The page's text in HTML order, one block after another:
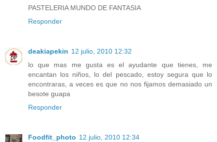
PASTELERIA MUNDO DE FANTASIA
Responder
deakiapekin 12 julio, 2010 12:32
lo que mas me gusta es el ayudante que tienes, me
encantan los niños, lo del pescado, estoy segura que lo
encontraras, a veces es que no nos fijamos demasiado un
besote guapa
Responder
Foodfit_photo 12 julio, 2010 12:34